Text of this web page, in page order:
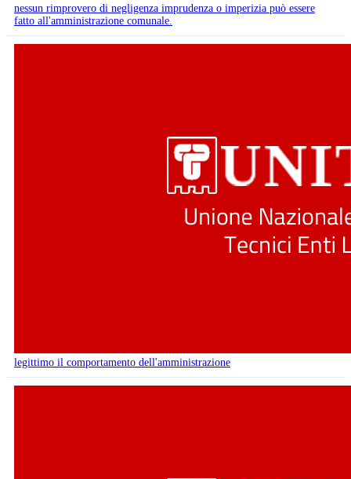
nessun rimprovero di negligenza imprudenza o imperizia può essere
fatto all'amministrazione comunale.
legittimo il comportamento dell'amministrazione